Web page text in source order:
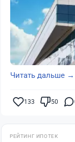
Читать дальше →
133 50
РЕЙТИНГ ИПОТЕК